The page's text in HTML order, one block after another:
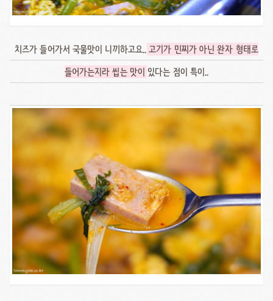
치즈가 들어가서 국물맛이 니끼하고요..고기가 민찌가 아닌 완자 형태로
들어가는지라 씹는 맛이 있다는 점이 특이..